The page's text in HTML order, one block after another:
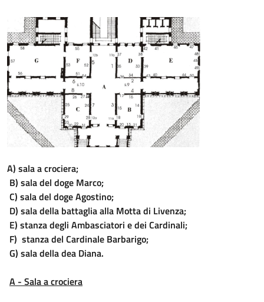
A) sala a crociera;
B) sala del doge Marco;
C) sala del doge Agostino;
D) sala della battaglia alla Motta di Livenza;
E) stanza degli Ambasciatori e dei Cardinali;
F) stanza del Cardinale Barbarigo;
G) sala della dea Diana.
A - Sala a crociera